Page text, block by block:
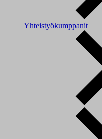
Yhteistyökumppanit